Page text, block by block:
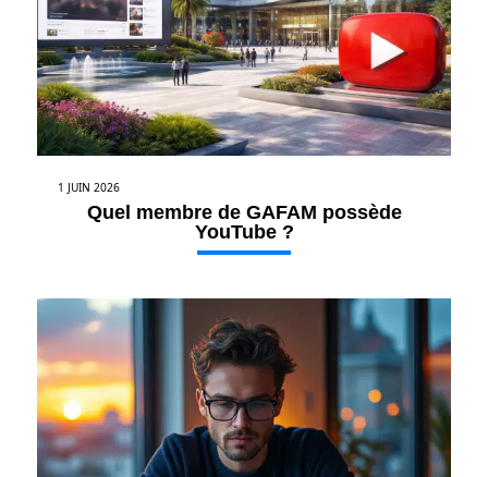
1 JUIN 2026
Quel membre de GAFAM possède
YouTube ?